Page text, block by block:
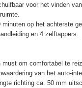
voor het vinden
op het achterste
en 4 zelftappers.
om comfortabel te
van het auto-
richting ca. 50 mm